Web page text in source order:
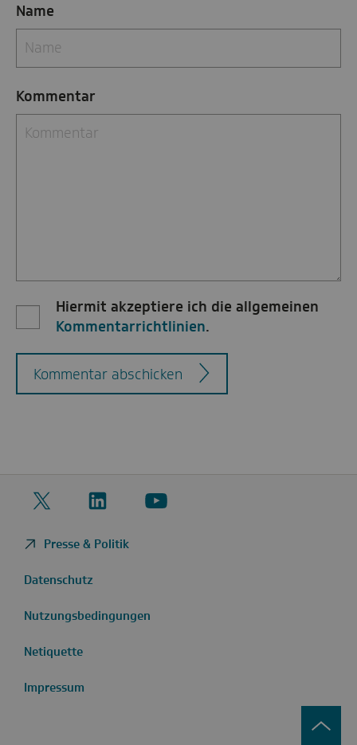
Name
Kommentar
Hiermit akzeptiere ich die allgemeinen
Kommentarrichtlinien.
Kommentar abschicken
Twitter
LinkedIn
YouTube
Presse & Politik
Datenschutz
Nutzungsbedingungen
Netiquette
Impressum